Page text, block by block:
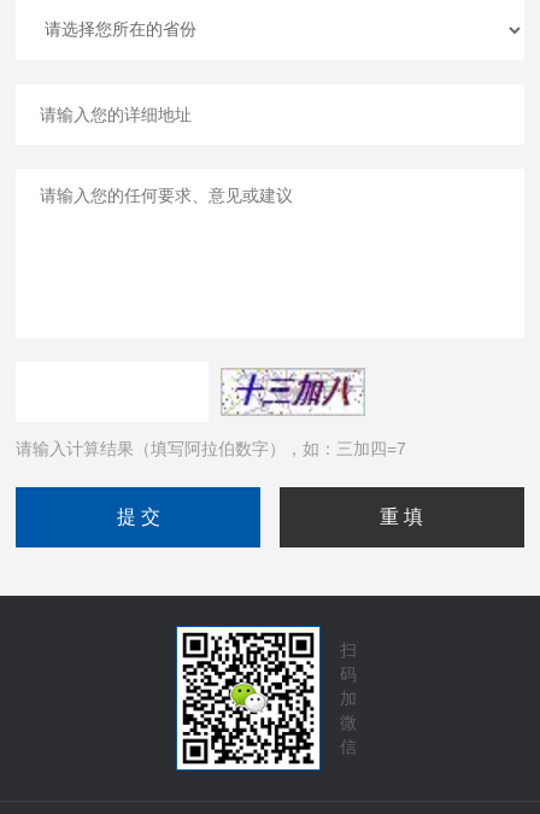
请输入计算结果（填写阿拉伯数字），如：三加四=7
扫
码
加
微
信